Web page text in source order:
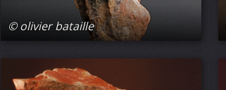
© olivier bataille